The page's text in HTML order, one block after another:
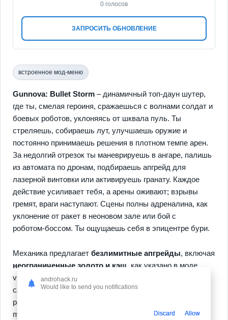
ЗАПРОСИТЬ ОБНОВЛЕНИЕ
0 голосов
встроенное мод-меню
Gunnova: Bullet Storm – динамичный топ-даун шутер,
где ты, смелая героиня, сражаешься с волнами солдат и
боевых роботов, уклоняясь от шквала пуль. Ты
стреляешь, собираешь лут, улучшаешь оружие и
постоянно принимаешь решения в плотном темпе арен.
За недолгий отрезок ты маневрируешь в ангаре, палишь
из автомата по дронам, подбираешь апгрейд для
лазерной винтовки или активируешь гранату. Каждое
действие усиливает тебя, а арены оживают; взрывы
гремят, враги наступают. Сцены полны адреналина, как
уклонение от ракет в неоновом зале или бой с
роботом‑боссом. Ты ощущаешь себя в эпицентре бури.
Механика предлагает безлимитные апгрейды, включая
неограниченные золото и кэш , как указано в моде
v1.0.742, и динамичные бои с возрастающей
сложностью. Ты растешь через сбор ресурсов,
разблокировку оружия, от пистолетов до плазменных
пушек, участие в долгих или коротких матчах и
androhack.ru
Would like to send you notifications
Discard Allow